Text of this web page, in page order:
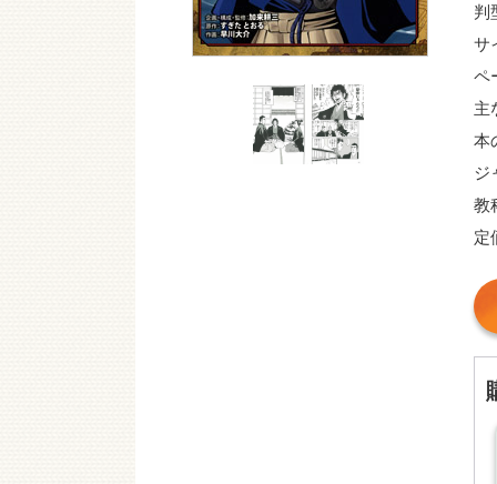
判
サ
ペ
主
本
ジ
教
定